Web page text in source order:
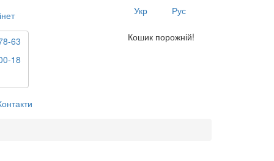
Укр Рус
63
18
Кошик порожній!